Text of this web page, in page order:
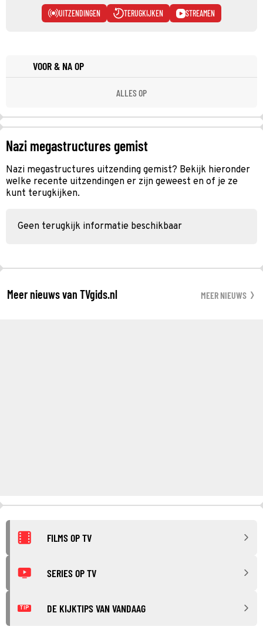
UITZENDINGEN TERUGKIJKEN STREAMEN
VOOR & NA OP
ALLES OP
Nazi megastructures gemist
Nazi megastructures uitzending gemist? Bekijk hieronder
welke recente uitzendingen er zijn geweest en of je ze
kunt terugkijken.
Geen terugkijk informatie beschikbaar
Meer nieuws van TVgids.nl MEER NIEUWS
FILMS OP TV
SERIES OP TV
TIP DE KIJKTIPS VAN VANDAAG